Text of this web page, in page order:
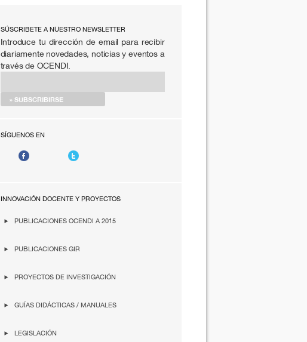
SÚSCRIBETE A NUESTRO NEWSLETTER
Introduce tu dirección de email para recibir
diariamente novedades, noticias y eventos a
través de OCENDI.
SÍGUENOS EN
INNOVACIÓN DOCENTE Y PROYECTOS
PUBLICACIONES OCENDI A 2015
PUBLICACIONES GIR
PROYECTOS DE INVESTIGACIÓN
GUÍAS DIDÁCTICAS / MANUALES
LEGISLACIÓN